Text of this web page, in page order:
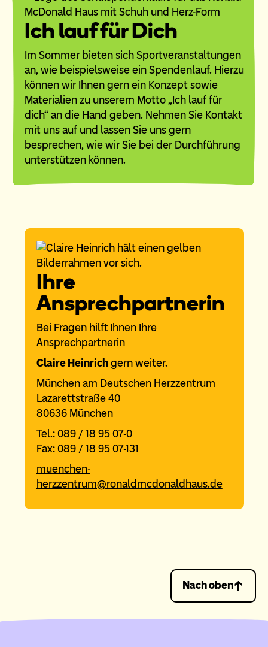
Ich lauf für Dich
Im Sommer bieten sich Sportveranstaltungen
an, wie beispielsweise ein Spendenlauf. Hierzu
können wir Ihnen gern ein Konzept sowie
Materialien zu unserem Motto „Ich lauf für
dich“ an die Hand geben. Nehmen Sie Kontakt
mit uns auf und lassen Sie uns gern
besprechen, wie wir Sie bei der Durchführung
unterstützen können.
Ihre
Ansprechpartnerin
Bei Fragen hilft Ihnen Ihre
Ansprechpartnerin
Claire Heinrichgern weiter.
München am Deutschen Herzzentrum
Lazarettstraße 40
80636 München
Tel.: 089 / 18 95 07-0
Fax: 089 / 18 95 07-131
muenchen-
herzzentrum@ronaldmcdonaldhaus.de
Nach oben